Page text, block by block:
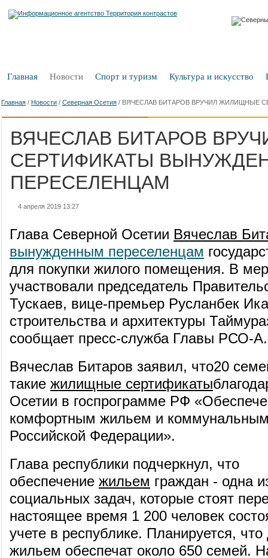
Главная Новости Спорт и туризм Культура и искусство
Главная / Новости / Северная Осетия / ВЯЧЕСЛАВ БИТАРОВ ВРУЧИЛ ЖИЛИЩНЫЕ
ВЯЧЕСЛАВ БИТАРОВ
СЕРТИФИКАТЫ
ПЕРЕСЕЛЕНЦАМ
4 апреля 2019 13:27
Глава Северной Осетии Вячеслав
вынужденным переселенцам
для покупки жилого помещения. В
участвовали председатель
Тускаев, вице-премьер Русланбек
строительства и архитектуры
сообщает пресс-служба Главы РСО-А.
Вячеслав Битаров заявил, что20
такие жилищные сертификаты
Осетии в госпрограмме РФ
комфортным жильем и
Российской Федерации».
Глава республики подчеркнул, что
обеспечение жильем граждан - одна
социальных задач, которые стоят
настоящее время 1 200 человек
учете в республике. Планируется,
жильем обеспечат около 650 семей.